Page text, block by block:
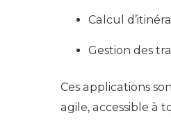
Calcul
Gestion des
Ces applications
agile, accessible à